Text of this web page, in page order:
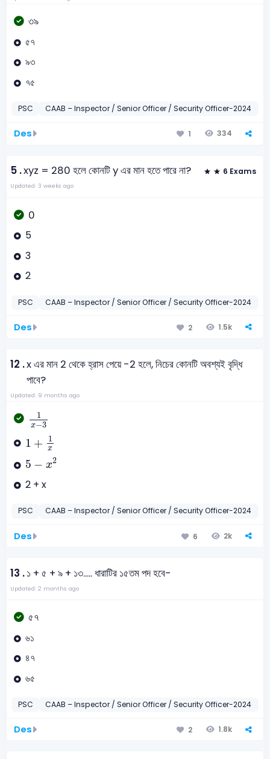
৩৯
৫৭
৯৩
৭৫
PSC CAAB – Inspector / Senior Officer / Security Officer-2024
Des 1 334
5 .xyz = 280 হলে কোনটি y এর মান হতে পারে না? 6 Exams
Updated: 3 weeks ago
0
5
3
2
PSC CAAB – Inspector / Senior Officer / Security Officer-2024
Des 2 1.5k
12 .x এর মান 2 থেকে হ্রাস পেয়ে -2 হলে, নিচের কোনটি অবশ্যই বৃদ্ধি
পাবে?
Updated: 9 months ago
1
x−3
x-
1 + 1
x
1 1
5 − x2
5
2 + x
PSC CAAB – Inspector / Senior Officer / Security Officer-2024
Des 6 2k
13 .১ + ৫ + ৯ + ১৩..... ধারাটির ১৫তম পদ হবে-
Updated: 2 months ago
৫৭
৬১
৪৭
৬৫
PSC CAAB – Inspector / Senior Officer / Security Officer-2024
Des 2 1.8k